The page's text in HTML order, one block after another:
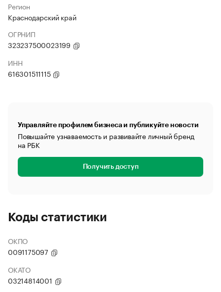
Регион
Краснодарский край
ОГРНИП
323237500023199
ИНН
616301511115
Управляйте профилем бизнеса и публикуйте новости
Повышайте узнаваемость и развивайте личный бренд
на РБК
Получить доступ
Коды статистики
ОКПО
0091175097
ОКАТО
03214814001